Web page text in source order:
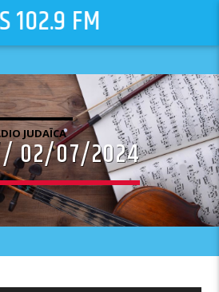
102.9 FM
JUDAÏCA
// 02/07/2024